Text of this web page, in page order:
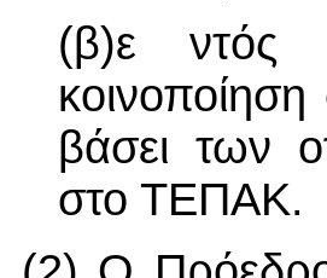
(β)ε
βάσει των
στο ΤΕΠΑΚ.